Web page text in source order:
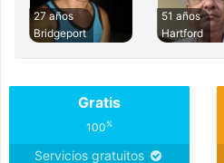
27 años
Bridgeport
51 años
Hartford
Gratis
100%
Servicios gratuitos